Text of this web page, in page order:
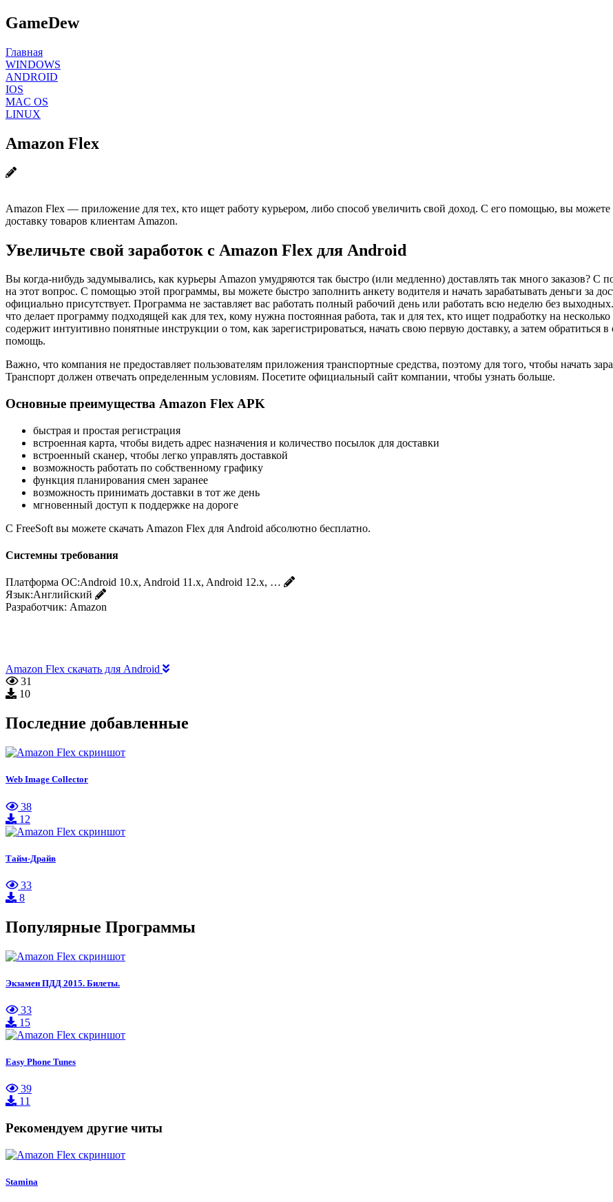
GameDew
Главная
WINDOWS
ANDROID
IOS
MAC OS
LINUX
Amazon Flex
Amazon Flex — приложение для тех, кто ищет работу курьером, либо способ увеличить свой доход. С его помощью, вы можете
доставку товаров клиентам Amazon.
Увеличьте свой заработок с Amazon Flex для Android
Вы когда-нибудь задумывались, как курьеры Amazon умудряются так быстро (или медленно) доставлять так много заказов? С
на этот вопрос. С помощью этой программы, вы можете быстро заполнить анкету водителя и начать зарабатывать деньги за
официально присутствует. Программа не заставляет вас работать полный рабочий день или работать всю неделю без
что делает программу подходящей как для тех, кому нужна постоянная работа, так и для тех, кто ищет подработку на
содержит интуитивно понятные инструкции о том, как зарегистрироваться, начать свою первую доставку, а затем обратиться
помощь.
Важно, что компания не предоставляет пользователям приложения транспортные средства, поэтому для того, чтобы начать
Транспорт должен отвечать определенным условиям. Посетите официальный сайт компании, чтобы узнать больше.
Основные преимущества Amazon Flex APK
быстрая и простая регистрация
встроенная карта, чтобы видеть адрес назначения и количество посылок для доставки
встроенный сканер, чтобы легко управлять доставкой
возможность работать по собственному графику
функция планирования смен заранее
возможность принимать доставки в тот же день
мгновенный доступ к поддержке на дороге
С FreeSoft вы можете скачать Amazon Flex для Android абсолютно бесплатно.
Системны требования
Платформа ОС:Android 10.x, Android 11.x, Android 12.x, …
Язык:Английский
Разработчик: Amazon
Amazon Flex скачать для Android
31
10
Последние добавленные
Web Image Collector
38
12
Тайм-Драйв
33
8
Популярные Программы
Экзамен ПДД 2015. Билеты.
33
15
Easy Phone Tunes
39
11
Рекомендуем другие читы
Stamina